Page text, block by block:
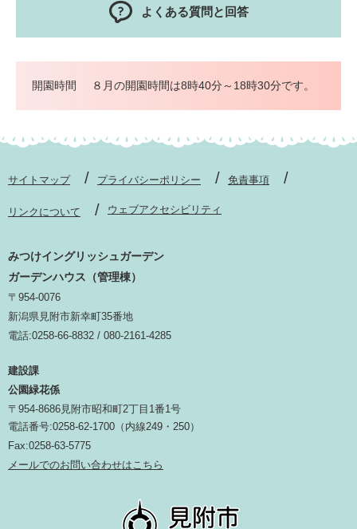
よくある質問と回答
開園時間 ８月の開園時間は8時40分～18時30分です。
サイトマップ プライバシーポリシー 免責事項
リンクについて ウェブアクセシビリティ
みつけイングリッシュガーデン
ガーデンハウス（管理棟）
〒954-0076
新潟県見附市新幸町35番地
電話:0258-66-8832 / 080-2161-4285
建設課
公園緑花係
〒954-8686見附市昭和町2丁目1番1号
電話番号:0258-62-1700（内線249・250）
Fax:0258-63-5775
メールでのお問い合わせはこちら